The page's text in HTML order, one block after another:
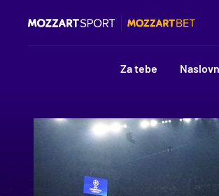
Za tebe